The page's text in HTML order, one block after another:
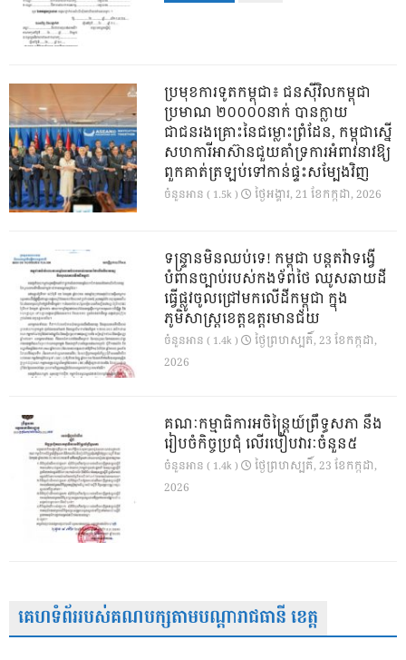
ប្រមុខការទូតកម្ពុជា៖ ជនស៊ីវិលកម្ពុជា
ប្រមាណ ២០០០០នាក់ បានក្លាយ
ជាជនរងគ្រោះនៃជម្លោះព្រំដែន, កម្ពុជាស្នើ
សហការីអាស៊ានជួយគាំទ្រការអំពាវនាវឱ្យ
ពួកគាត់ត្រឡប់ទៅកាន់ផ្ទះសម្បែងវិញ
ចំនួនអាន ( 1.5k ) ថ្ងៃ​អង្គារ, 21 ខែ​កក្កដា, 2026
ទន្ទ្រានមិនឈប់ទេ! កម្ពុជា បន្តតវ៉ាទង្វើ
បំពានច្បាប់របស់កងទ័ពថៃ ឈូសឆាយដី
ធ្វើផ្លូវចូលជ្រៅមកលើដីកម្ពុជា ក្នុង
ភូមិសាស្ត្រខេត្តឧត្តរមានជ័យ
ចំនួនអាន ( 1.4k )
ថ្ងៃ​ព្រហស្បតិ៍, 23 ខែ​កក្កដា,
2026
គណៈកម្មាធិការអចិន្ត្រៃយ៍ព្រឹទ្ធសភា នឹង
រៀបចំកិច្ចប្រជុំ លើរបៀបវារៈចំនួន៥
ចំនួនអាន ( 1.4k )
ថ្ងៃ​ព្រហស្បតិ៍, 23 ខែ​កក្កដា,
2026
គេហទំព័ររបស់គណបក្សតាមបណ្តារាជធានី ខេត្ត